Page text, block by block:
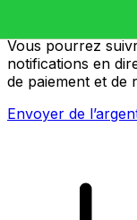
Vous pourrez
notifications en
de paiement et de
Envoyer de